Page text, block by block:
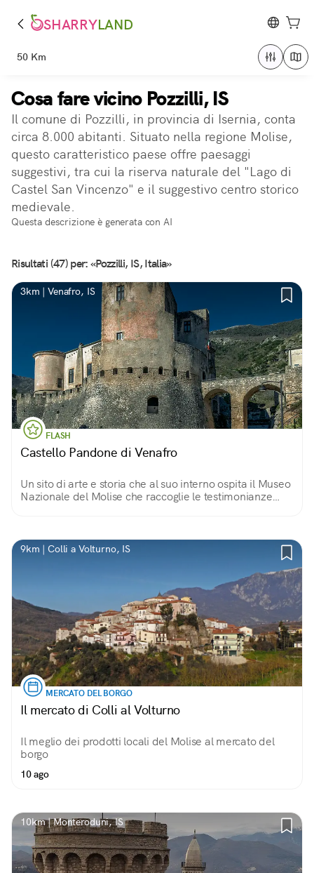
SHARRYLAND
50 Km
Cosa fare vicino Pozzilli, IS
Il comune di Pozzilli, in provincia di Isernia, conta
circa 8.000 abitanti. Situato nella regione Molise,
questo caratteristico paese offre paesaggi
suggestivi, tra cui la riserva naturale del "Lago di
Castel San Vincenzo" e il suggestivo centro storico
medievale.
Questa descrizione è generata con AI
Risultati (47) per: «Pozzilli, IS, Italia»
3km | Venafro, IS
FLASH
Castello Pandone di Venafro
Un sito di arte e storia che al suo interno ospita il Museo
Nazionale del Molise che raccoglie le testimonianze
9km | Colli a Volturno, IS
MERCATO DEL BORGO
Il mercato di Colli al Volturno
Il meglio dei prodotti locali del Molise al mercato del
borgo
10 ago
10km | Monteroduni, IS